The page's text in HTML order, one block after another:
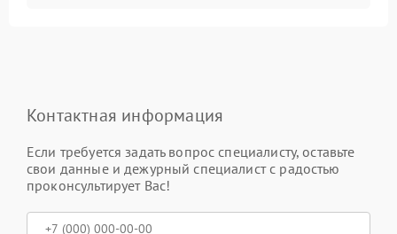
Контактная информация
Если требуется задать вопрос специалисту, оставьте
свои данные и дежурный специалист с радостью
проконсультирует Вас!